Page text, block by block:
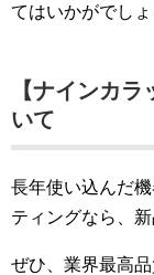
てはいかがでしょ
【ナインカ
いて
長年使い込んだ
ティングなら、
ぜひ、業界最高